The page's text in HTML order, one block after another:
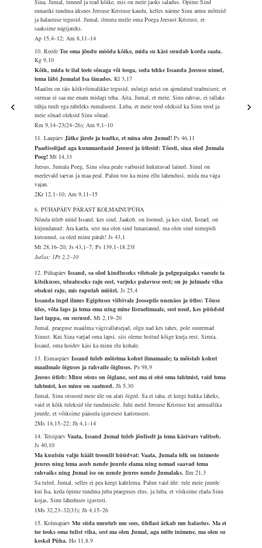
Sina, Jumal, tunned ja tead kõike, mis on meie jaoks saladus. Õpime Sind
ennastki tundma üksnes Jeesuse Kristuse kaudu, kelles näeme Sinu armu mõtteid
ja halastuse tegusid. Jumal, ilmuta meile oma Poega Jeesust Kristust, et
saaksime nägijateks.
Ap 15,4–12; Am 8,11–14
10. ReedeTee oma jõudu mööda kõike, mida su käsi suudab korda saata.
Kg 9,10
Kõik, mida te iial teete sõnaga või teoga, seda tehke Issanda Jeesuse nimel,
tema läbi Jumalat Isa tänades.Kl 3,17
Maailm on täis kõikvõimalikke tegusid, mõnigi neist on ajendatud teadmisest, et
surmas ei saa me enam midagi teha. Aita, Jumal, et meie, Sinu rahvas, ei tallaks
tühja tuult ega rabeleks rumalusest. Luba, et meie teod oleksid ka Sinu teod ja
meie sõnad oleksid Sinu sõnad.
Rm 9,14–23(24–26); Am 9,1–10
11. LaupäevJätke järele ja teadke, et mina olen Jumal!Ps 46,11
Paadisolijad aga kummardasid Jeesust ja ütlesid: Tõesti, sina oled Jumala
Poeg!Mt 14,33
Jeesus, Jumala Poeg, Sinu sõna peale vaibusid hukutavad lained. Sinul on
meelevald taevas ja maa peal. Palun too ka minu ellu lahendusi, mida ma väga
vajan.
2Kr 12,1–10; Am 9,11–15
6. PÜHAPÄEV PÄRAST KOLMAINUPÜHA
Nõnda ütleb nüüd Issand, kes sind, Jaakob, on loonud, ja kes sind, Iisrael, on
kujundanud: Ära karda, sest ma olen sind lunastanud, ma olen sind nimepidi
kutsunud, sa oled minu päralt!Js 43,1
Mt 28,16–20; Js 43,1–7; Ps 139,1–18.23f
Jutlus: 1Pt 2,2–10
12. PühapäevIssand, sa oled kindluseks viletsale ja pelgupaigaks vaesele ta
kitsikuses, ulualuseks raju eest, varjuks palavuse eest; on ju julmade viha
otsekui raju, mis raputab müüri.Js 25,4
Issanda ingel ilmus Egiptuses viibivale Joosepile unenäos ja ütles: Tõuse
üles, võta laps ja tema ema ning mine Iisraelimaale, sest need, kes püüdsid
last tappa, on surnud.Mt 2,19–20
Jumal, praeguse maailma vägivallatsejad, olgu nad kes tahes, pole suuremad
Sinust. Kui Sina varjad oma lapsi, siis oleme hoitud kõige kurja eest. Siruta,
Issand, oma hoidev käsi ka minu elu kohale.
13. EsmaspäevIssand tuleb mõistma kohut ilmamaale; ta mõistab kohut
maailmale õiguses ja rahvaile õigluses.Ps 98,9
Jeesus ütleb: Minu otsus on õiglane, sest ma ei otsi oma tahtmist, vaid tema
tahtmist, kes minu on saatnud.Jh 5,30
Jumal, Sinu otsused meie üle on alati õiged. Sa ei taha, et keegi hukka läheks,
vaid et kõik tuleksid tõe tundmisele. Juhi meid Jeesuse Kristuse kui armuallika
juurde, et võiksime pääseda igavesest karistusest.
2Ms 14,15–22; Jh 4,1–14
14. TeisipäevVaata, Issand Jumal tuleb jõuliselt ja tema käsivars valitseb.
Js 40,10
Ma kuulsin valju häält troonilt hüüdvat: Vaata, Jumala telk on inimeste
juures ning tema asub nende juurde elama ning nemad saavad tema
rahvaiks ning Jumal ise on nende juures nende Jumalaks.Ilm 21,3
Sa tuled, Jumal, selles ei pea keegi kahtlema. Palun vaid üht: tule meie juurde
kui Isa, keda õpime tundma juba praeguses elus, ja luba, et võiksime elada Sinu
kojas, Sinu läheduses igavesti.
1Ms 32,23–32(33); Jh 4,15–26
15. KolmapäevMu süda muutub mu sees, ühtlasi ärkab mu halastus. Ma ei
tee teoks oma tulist viha, sest ma olen Jumal, aga mitte inimene, ma olen su
keskel Püha.Ho 11,8.9